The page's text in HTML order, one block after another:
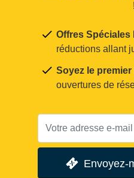
!
Offres
réductions allant
Soyez le
ouvertures de
Envoyez-